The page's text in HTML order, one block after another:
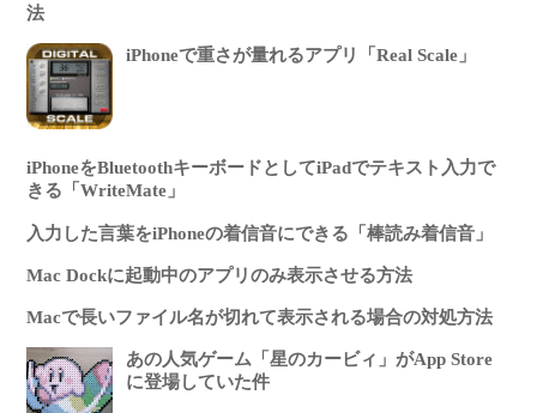
法
iPhoneで重さが量れるアプリ「Real Scale」
iPhoneをBluetoothキーボードとしてiPadでテキスト入力で
きる「WriteMate」
入力した言葉をiPhoneの着信音にできる「棒読み着信音」
Mac Dockに起動中のアプリのみ表示させる方法
Macで長いファイル名が切れて表示される場合の対処方法
あの人気ゲーム「星のカービィ」がApp Store
に登場していた件